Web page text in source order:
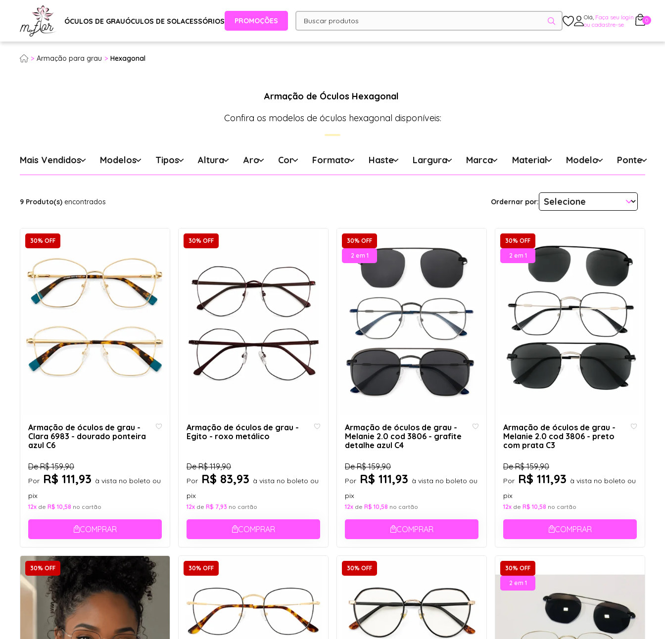
ÓCULOS DE GRAUÓCULOS DE SOLACESSÓRIOS PROMOÇÕES Olá, Faça seu login
ou cadastre-se
0
Armação para grau Hexagonal
Armação de Óculos Hexagonal
Confira os modelos de óculos hexagonal disponíveis:
Mais Vendidos Modelos Tipos Altura Aro Cor Formato Haste Largura Marca Material Modelo Ponte
9 Produto(s) encontrados Ordernar por:
30% OFF
Armação de óculos de grau -
Clara 6983 - dourado ponteira
azul C6
DeR$ 159,90
Por R$ 111,93 à vista no boleto ou
pix
12x de R$ 10,58 no cartão
COMPRAR
30% OFF
Armação de óculos de grau -
Egito - roxo metálico
DeR$ 119,90
Por R$ 83,93 à vista no boleto ou
pix
12x de R$ 7,93 no cartão
COMPRAR
30% OFF
2 em 1
Armação de óculos de grau -
Melanie 2.0 cod 3806 - grafite
detalhe azul C4
DeR$ 159,90
Por R$ 111,93 à vista no boleto ou
pix
12x de R$ 10,58 no cartão
COMPRAR
30% OFF
2 em 1
Armação de óculos de grau -
Melanie 2.0 cod 3806 - preto
com prata C3
DeR$ 159,90
Por R$ 111,93 à vista no boleto ou
pix
12x de R$ 10,58 no cartão
COMPRAR
30% OFF 30% OFF 30% OFF
30% OFF
2 em 1